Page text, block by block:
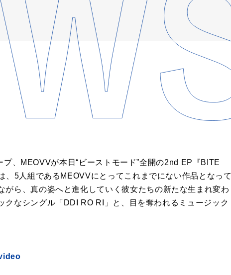
、MEOVVが本日“ビーストモード”全開の2nd EP『BITE
5人組であるMEOVVにとってこれまでにない作品となって
ら、真の姿へと進化していく彼女たちの新たな生まれ変わ
クなシングル「DDI RO RI」と、目を奪われるミュージック